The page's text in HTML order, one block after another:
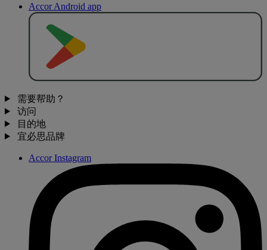
Accor Android app
需要帮助？
访问
目的地
宜必思品牌
Accor Instagram